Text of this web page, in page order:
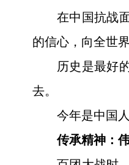
在中国抗战
的信心，向全世
历史是最好
去。
今年是中国
传承精神：